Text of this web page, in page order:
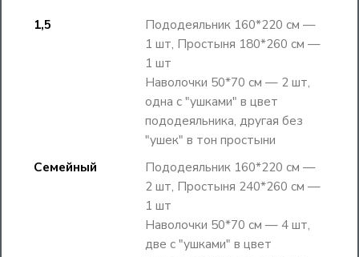
1,5
Пододеяльник 160*220 см —
1 шт, Простыня 180*260 см —
1 шт
Наволочки 50*70 см — 2 шт,
одна с "ушками" в цвет
пододеяльника, другая без
"ушек" в тон простыни
Семейный
Пододеяльник 160*220 см —
2 шт, Простыня 240*260 см —
1 шт
Наволочки 50*70 см — 4 шт,
две с "ушками" в цвет